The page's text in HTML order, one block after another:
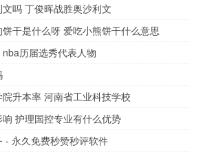
吗 丁俊晖战胜奥沙利文
干是什么呀 爱吃小熊饼干什么意思
历届选秀代表人物
升本率 河南省工业科技学校
护理国控专业有什么优势
- 永久免费秒赞秒评软件